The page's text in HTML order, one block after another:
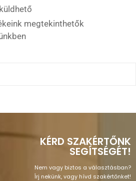
megtekinthetők
KÉRD SZAKÉRTŐNK
SEGÍTSÉGÉT!
Nem vagy biztos a választásban?
Írj nekünk, vagy hívd szakértőnket!